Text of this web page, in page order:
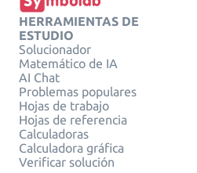
HERRAMIENTAS DE
ESTUDIO
Solucionador
Matemático de IA
AI Chat
Problemas populares
Hojas de trabajo
Hojas de referencia
Calculadoras
Calculadora gráfica
Verificar solución